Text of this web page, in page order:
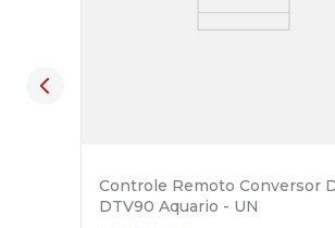
Controle Remoto Conversor
DTV90 Aquario - UN